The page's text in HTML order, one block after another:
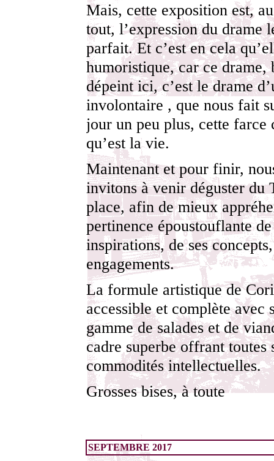
Mais, cette exposition est,
tout, l’expression du drame
parfait. Et c’est en cela
humoristique, car ce drame,
dépeint ici, c’est le drame
involontaire , que nous fait
jour un peu plus, cette farce
qu’est la vie.
Maintenant et pour finir,
invitons à venir déguster du
place, afin de mieux
pertinence époustouflante de
inspirations, de ses
engagements.
La formule artistique de
accessible et complète avec
gamme de salades et de
cadre superbe offrant toutes
commodités intellectuelles.
Grosses bises, à toute
SEPTEMBRE 2017